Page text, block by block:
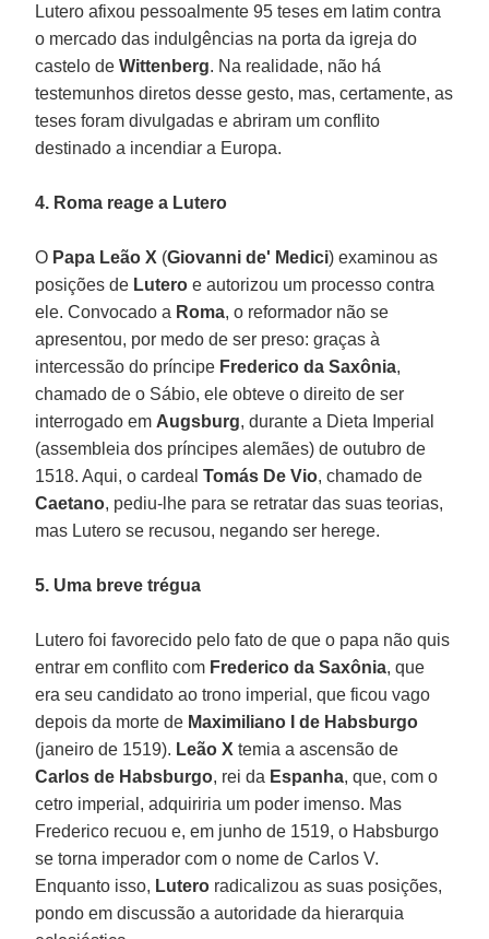
Lutero afixou pessoalmente 95 teses em latim contra
o mercado das indulgências na porta da igreja do
castelo deWittenberg. Na realidade, não há
testemunhos diretos desse gesto, mas, certamente, as
teses foram divulgadas e abriram um conflito
destinado a incendiar a Europa.
4. Roma reage a Lutero
O Papa Leão X (Giovanni de' Medici) examinou as
posições de Lutero e autorizou um processo contra
ele. Convocado a Roma, o reformador não se
apresentou, por medo de ser preso: graças à
intercessão do príncipe Frederico da Saxônia,
chamado de o Sábio, ele obteve o direito de ser
interrogado em Augsburg, durante a Dieta Imperial
(assembleia dos príncipes alemães) de outubro de
1518. Aqui, o cardealTomás De Vio, chamado de
Caetano, pediu-lhe para se retratar das suas teorias,
mas Lutero se recusou, negando ser herege.
5. Uma breve trégua
Lutero foi favorecido pelo fato de que o papa não quis
entrar em conflito com Frederico da Saxônia, que
era seu candidato ao trono imperial, que ficou vago
depois da morte de Maximiliano I de Habsburgo
(janeiro de 1519). Leão X temia a ascensão de
Carlos de Habsburgo, rei da Espanha, que, com o
cetro imperial, adquiriria um poder imenso. Mas
Frederico recuou e, em junho de 1519, o Habsburgo
se torna imperador com o nome de Carlos V.
Enquanto isso, Lutero radicalizou as suas posições,
pondo em discussão a autoridade da hierarquia